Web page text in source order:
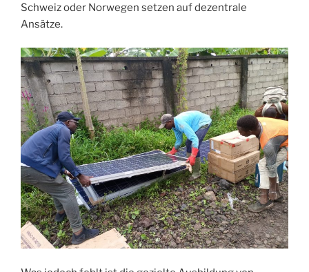
Schweiz oder Norwegen setzen auf dezentrale
Ansätze.